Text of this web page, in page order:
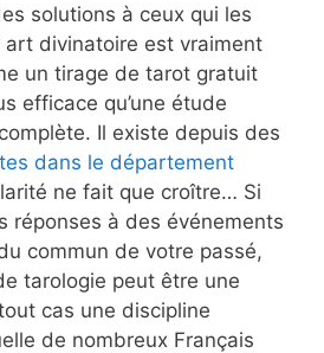
solutions à ceux qui les
divinatoire est vraiment
un tirage de tarot gratuit
efficace qu’une étude
Il existe depuis des
dans le département
ne fait que croître… Si
réponses à des événements
commun de votre passé,
tarologie peut être une
cas une discipline
de nombreux Français